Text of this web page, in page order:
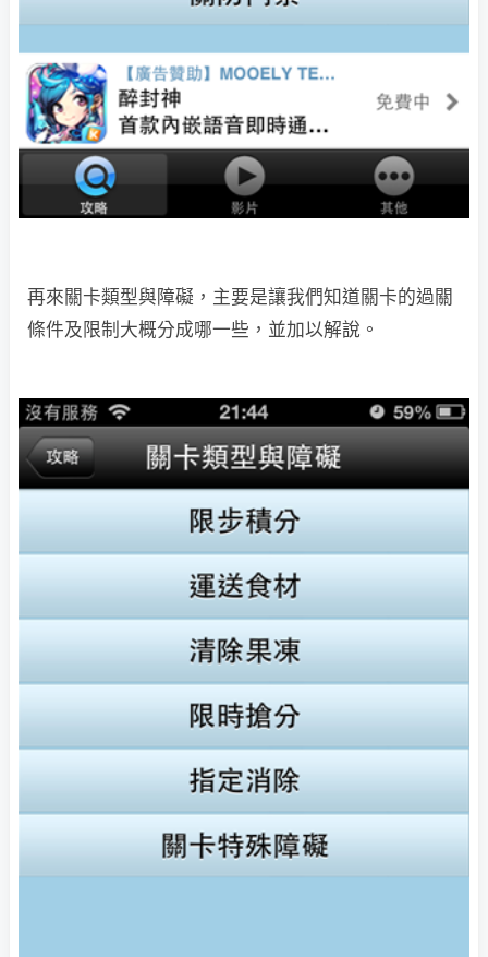
再來關卡類型與障礙，主要是讓我們知道關卡的過關
條件及限制大概分成哪一些，並加以解說。